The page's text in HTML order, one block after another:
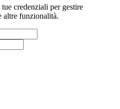
credenziali per gestire
altre funzionalità.